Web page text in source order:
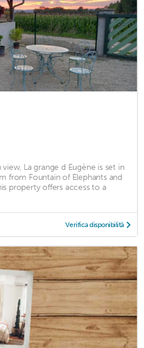
La grange d Eugène is set in
from Fountain of Elephants and
property offers access to a
Verifica disponibilità